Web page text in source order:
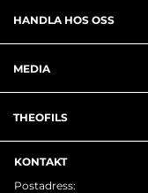
HANDLA HOS OSS
MEDIA
THEOFILS
KONTAKT
Postadress: